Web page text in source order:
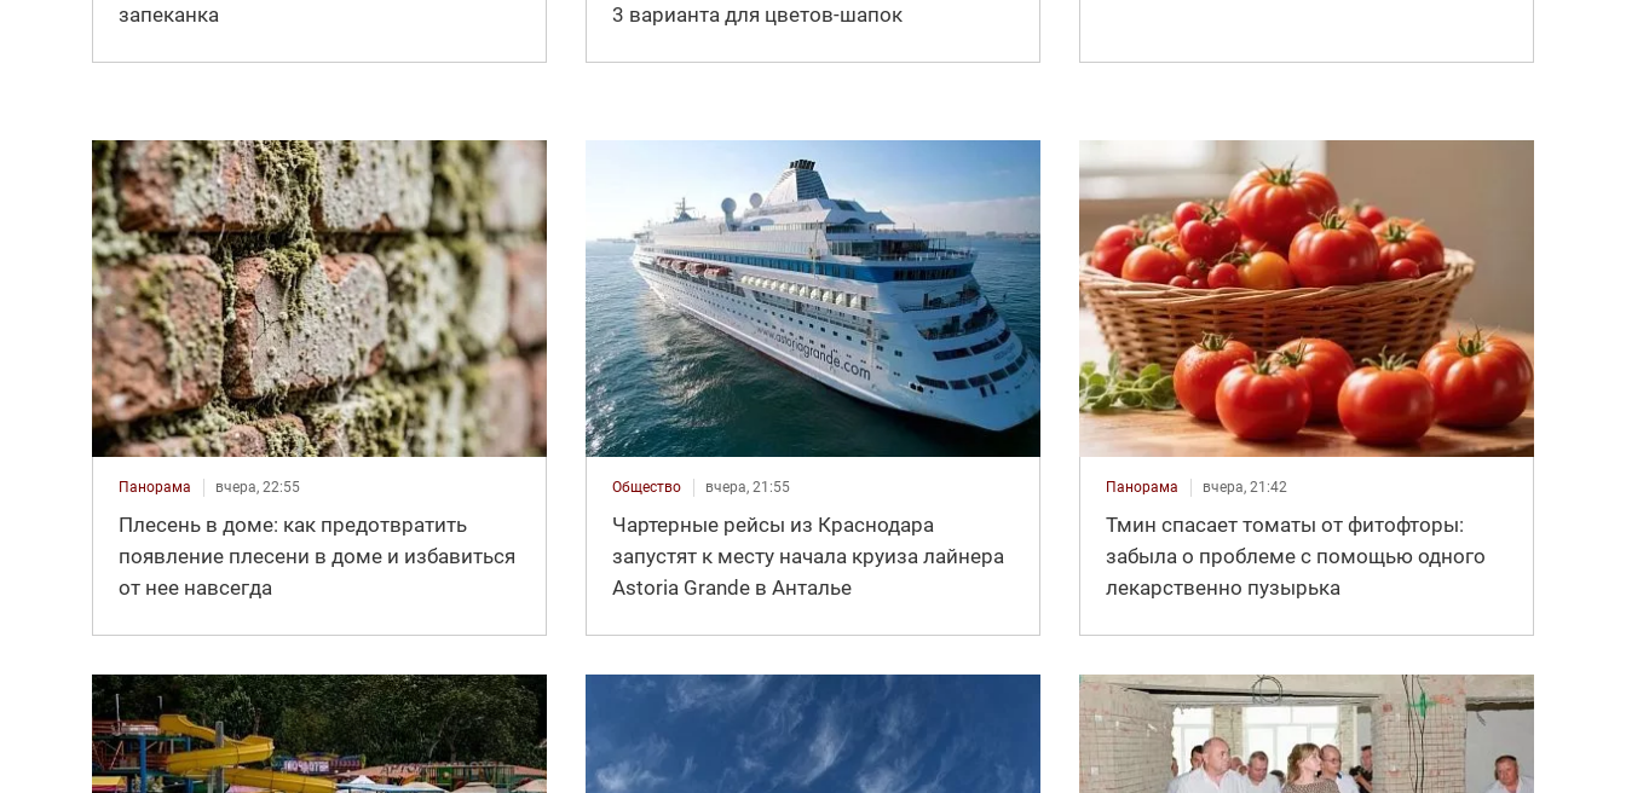
запеканка
3 варианта для цветов-шапок
Панорама вчера, 22:55
Плесень в доме: как предотвратить
появление плесени в доме и избавиться
от нее навсегда
Общество вчера, 21:55
Чартерные рейсы из Краснодара
запустят к месту начала круиза лайнера
Astoria Grande в Анталье
Панорама вчера, 21:42
Тмин спасает томаты от фитофторы:
забыла о проблеме с помощью одного
лекарственно пузырька